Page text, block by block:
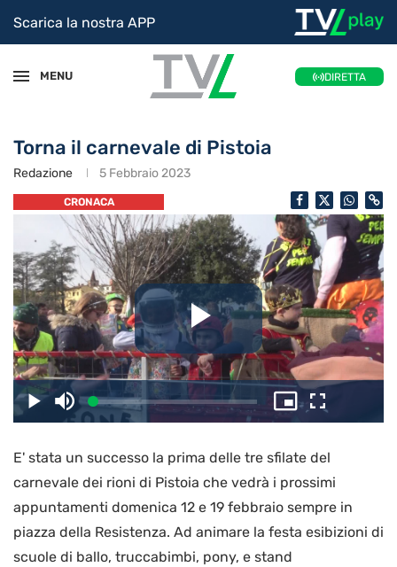
Scarica la nostra APP
MENU DIRETTA
Torna il carnevale di Pistoia
Redazione 5 Febbraio 2023
CRONACA
il
video
PlayDisattiva
l’audio
Caricato:
3.29%
Picture-
in-
Schermo
intero
E' stata un successo la prima delle tre sfilate del
carnevale dei rioni di Pistoia che vedrà i prossimi
appuntamenti domenica 12 e 19 febbraio sempre in
piazza della Resistenza. Ad animare la festa esibizioni di
scuole di ballo, truccabimbi, pony, e stand